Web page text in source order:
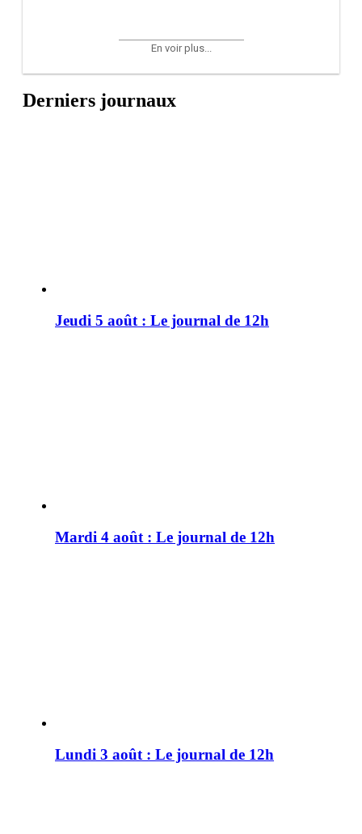
En voir plus...
Derniers journaux
Jeudi 5 août : Le journal de 12h
Mardi 4 août : Le journal de 12h
Lundi 3 août : Le journal de 12h